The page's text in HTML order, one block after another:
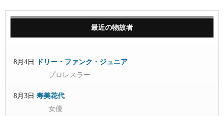
最近の物故者
8月4日
ドリー・ファンク・ジュニア
プロレスラー
8月3日 寿美花代
女優